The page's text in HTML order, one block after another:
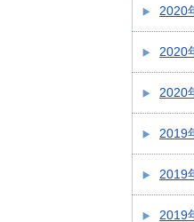
2020
2020
2020
2019
2019
2019